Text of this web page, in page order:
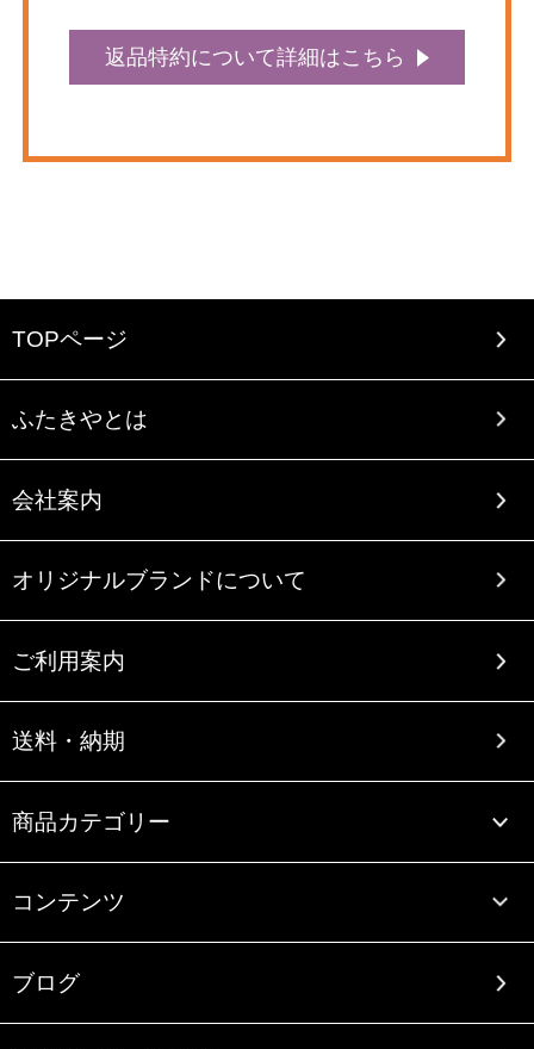
返品特約について詳細はこちら
TOPページ
ふたきやとは
会社案内
オリジナルブランドについて
ご利用案内
送料・納期
商品カテゴリー
コンテンツ
ブログ